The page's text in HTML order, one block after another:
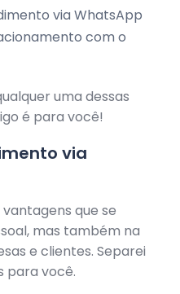
via WhatsApp
com o
uma dessas
é para você!
via
que se
mas também na
e clientes. Separei
para você.